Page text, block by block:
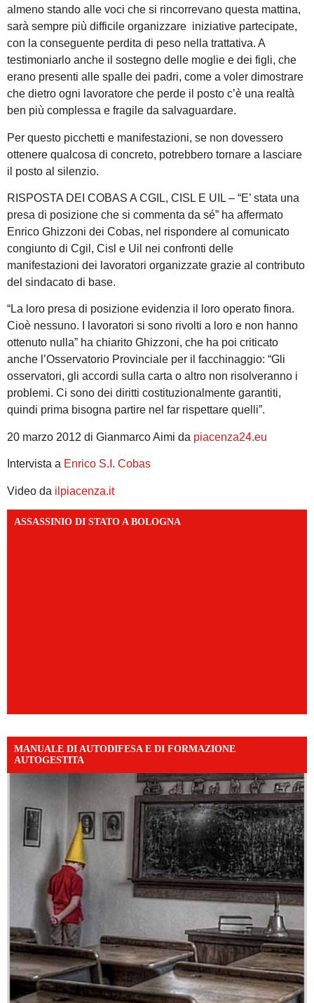
almeno stando alle voci che si rincorrevano questa mattina,
sarà sempre più difficile organizzare iniziative partecipate,
con la conseguente perdita di peso nella trattativa. A
testimoniarlo anche il sostegno delle moglie e dei figli, che
erano presenti alle spalle dei padri, come a voler dimostrare
che dietro ogni lavoratore che perde il posto c’è una realtà
ben più complessa e fragile da salvaguardare.
Per questo picchetti e manifestazioni, se non dovessero
ottenere qualcosa di concreto, potrebbero tornare a lasciare
il posto al silenzio.
RISPOSTA DEI COBAS A CGIL, CISL E UIL – “E’ stata una
presa di posizione che si commenta da sé” ha affermato
Enrico Ghizzoni dei Cobas, nel rispondere al comunicato
congiunto di Cgil, Cisl e Uil nei confronti delle
manifestazioni dei lavoratori organizzate grazie al contributo
del sindacato di base.
“La loro presa di posizione evidenzia il loro operato finora.
Cioè nessuno. I lavoratori si sono rivolti a loro e non hanno
ottenuto nulla” ha chiarito Ghizzoni, che ha poi criticato
anche l’Osservatorio Provinciale per il facchinaggio: “Gli
osservatori, gli accordi sulla carta o altro non risolveranno i
problemi. Ci sono dei diritti costituzionalmente garantiti,
quindi prima bisogna partire nel far rispettare quelli”.
20 marzo 2012 di Gianmarco Aimi da piacenza24.eu
Intervista a Enrico S.I. Cobas
Video da ilpiacenza.it
ASSASSINIO DI STATO A BOLOGNA
MANUALE DI AUTODIFESA E DI FORMAZIONE
AUTOGESTITA